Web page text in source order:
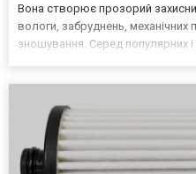
Вона створює прозорий
вологи, забруднень,
зношування. Серед популярних